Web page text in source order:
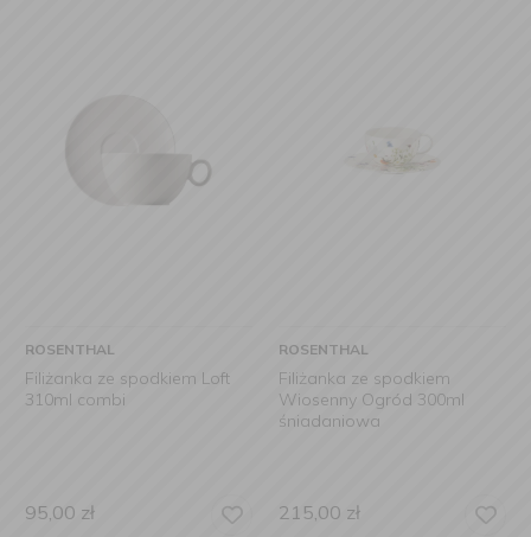
ROSENTHAL
Filiżanka ze spodkiem Loft
310ml combi
95,00 zł
ROSENTHAL
Filiżanka ze spodkiem
Wiosenny Ogród 300ml
śniadaniowa
215,00 zł